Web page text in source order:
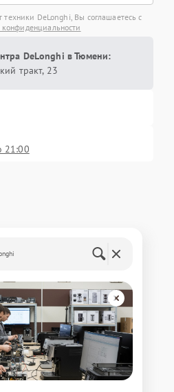
техники DeLonghi, Вы соглашаетесь с
DeLonghi в Тюмени:
тракт, 23
21:00